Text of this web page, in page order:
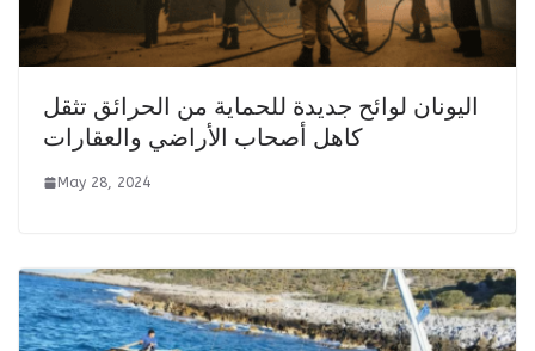
اليونان لوائح جديدة للحماية من الحرائق تثقل
كاهل أصحاب الأراضي والعقارات
May 28, 2024